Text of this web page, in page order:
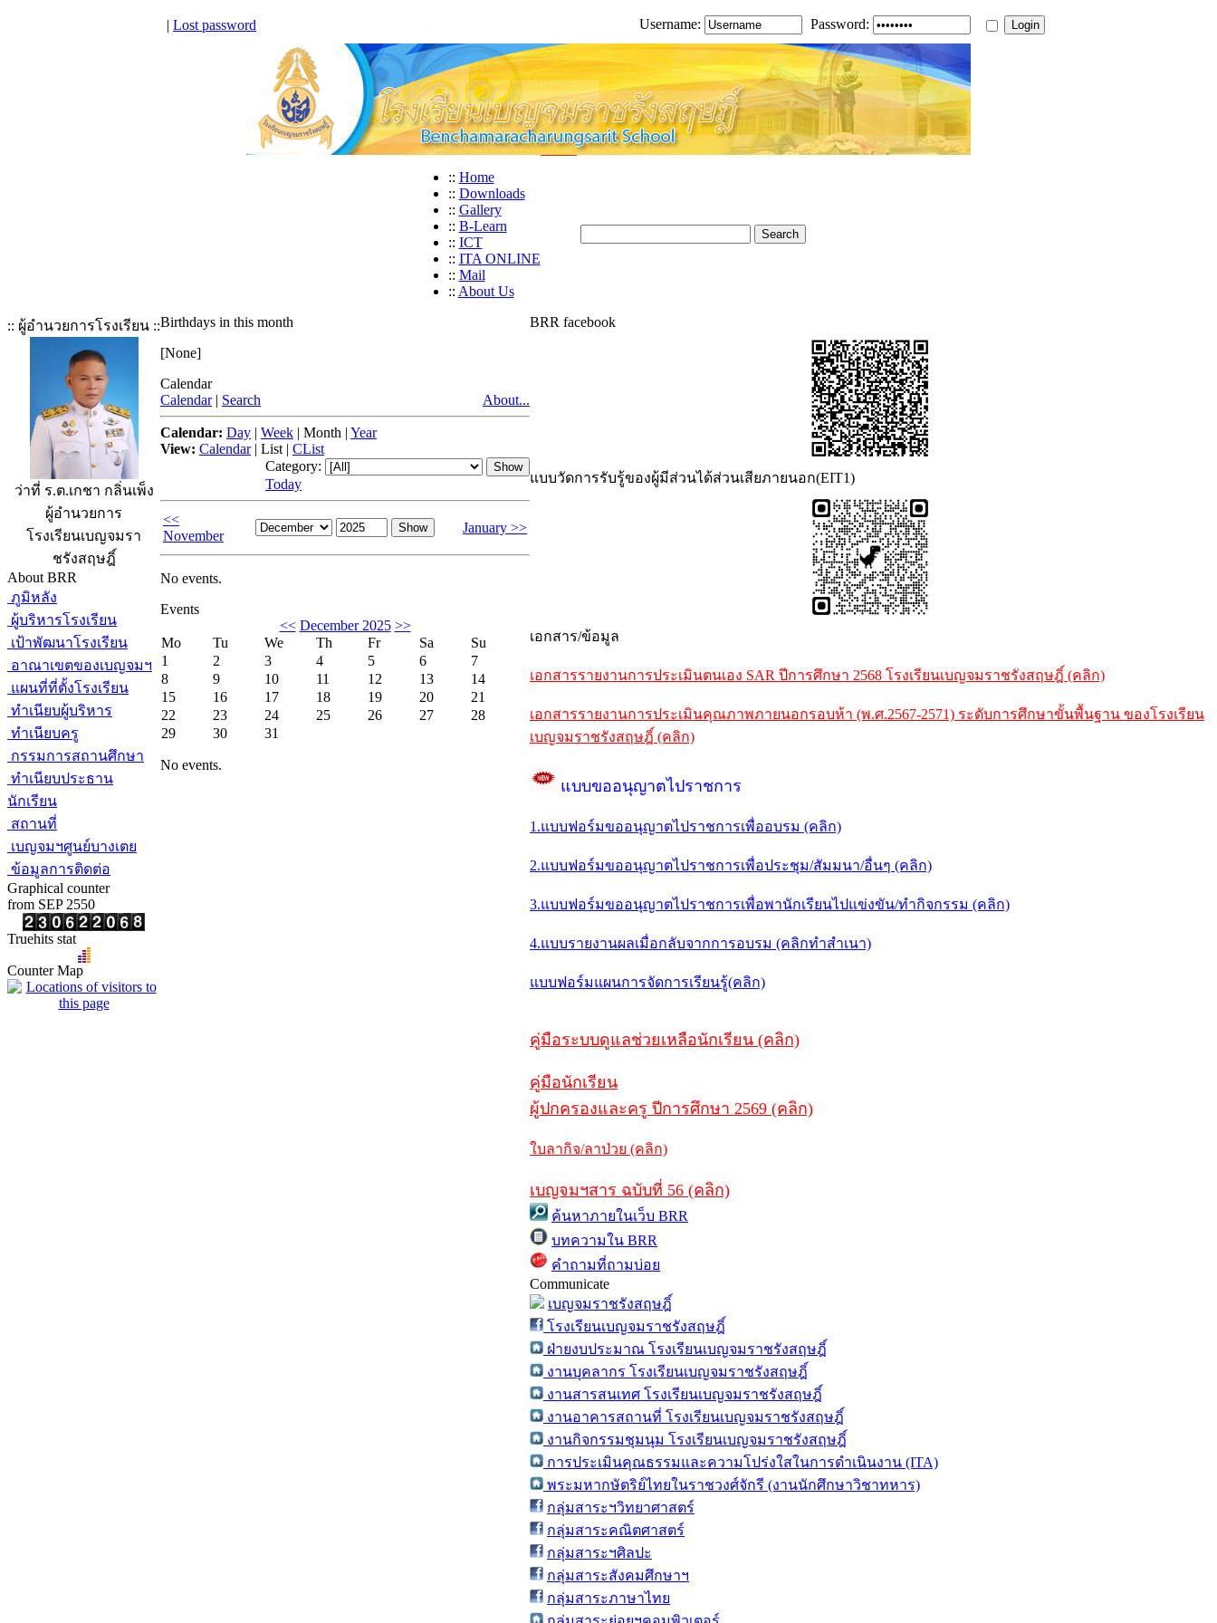
| Lost password Username: Password:
:: Home
:: Downloads
:: Gallery
:: B-Learn
:: ICT
:: ITA ONLINE
:: Mail
:: About Us
:: ผู้อำนวยการโรงเรียน ::
ว่าที่ ร.ต.เกชา กลิ่นเพ็ง
ผู้อำนวยการ
โรงเรียนเบญจมรา
ชรังสฤษฎิ์
About BRR
ภูมิหลัง
ผู้บริหารโรงเรียน
เป้าพัฒนาโรงเรียน
อาณาเขตของเบญจมฯ
แผนที่ที่ตั้งโรงเรียน
ทำเนียบผู้บริหาร
ทำเนียบครู
กรรมการสถานศึกษา
ทำเนียบประธาน
นักเรียน
สถานที่
เบญจมฯศูนย์บางเตย
ข้อมูลการติดต่อ
Graphical counter
from SEP 2550
Truehits stat
Counter Map
Birthdays in this month
[None]
Calendar
Calendar | Search About...
Calendar: Day | Week | Month | Year
View: Calendar| List | CList
Category:
Today
<<
November
January >>
No events.
Events
<< December 2025 >>
Mo
Tu We Th Fr Sa
Su
1
2 3 4 5 6
7
8
9 10 11 12 13
14
15
16 17 18 19 20
21
22
23 24 25 26 27
28
29
30 31
No events.
BRR facebook
แบบวัดการรับรู้ของผู้มีส่วนได้ส่วนเสียภายนอก(EIT1)
เอกสาร/ข้อมูล
เอกสารรายงานการประเมินตนเอง SAR ปีการศึกษา 2568 โรงเรียนเบญจมราชรังสฤษฎิ์ (คลิก)
เอกสารรายงานการประเมินคุณภาพภายนอกรอบห้า (พ.ศ.2567-2571) ระดับการศึกษาขั้นพื้นฐาน ของโรงเรียน
เบญจมราชรังสฤษฎิ์ (คลิก)
แบบขออนุญาตไปราชการ
1.แบบฟอร์มขออนุญาตไปราชการเพื่ออบรม (คลิก)
2.แบบฟอร์มขออนุญาตไปราชการเพื่อประชุม/สัมมนา/อื่นๆ (คลิก)
3.แบบฟอร์มขออนุญาตไปราชการเพื่อพานักเรียนไปแข่งขัน/ทำกิจกรรม (คลิก)
4.แบบรายงานผลเมื่อกลับจากการอบรม (คลิกทำสำเนา)
แบบฟอร์มแผนการจัดการเรียนรู้(คลิก)
คู่มือระบบดูแลช่วยเหลือนักเรียน (คลิก)
คู่มือนักเรียน
ผู้ปกครองและครู ปีการศึกษา 2569 (คลิก)
ใบลากิจ/ลาป่วย (คลิก)
เบญจมฯสาร ฉบับที่ 56 (คลิก)
ค้นหาภายในเว็บ BRR
บทความใน BRR
คำถามที่ถามบ่อย
Communicate
เบญจมราชรังสฤษฎิ์
โรงเรียนเบญจมราชรังสฤษฎิ์
ฝ่ายงบประมาณ โรงเรียนเบญจมราชรังสฤษฎิ์
งานบุคลากร โรงเรียนเบญจมราชรังสฤษฎิ์
งานสารสนเทศ โรงเรียนเบญจมราชรังสฤษฎิ์
งานอาคารสถานที่ โรงเรียนเบญจมราชรังสฤษฎิ์
งานกิจกรรมชุมนุม โรงเรียนเบญจมราชรังสฤษฎิ์
การประเมินคุณธรรมและความโปร่งใสในการดำเนินงาน (ITA)
พระมหากษัตริย์ไทยในราชวงศ์จักรี (งานนักศึกษาวิชาทหาร)
กลุ่มสาระฯวิทยาศาสตร์
กลุ่มสาระคณิตศาสตร์
กลุ่มสาระฯศิลปะ
กลุ่มสาระสังคมศึกษาฯ
กลุ่มสาระภาษาไทย